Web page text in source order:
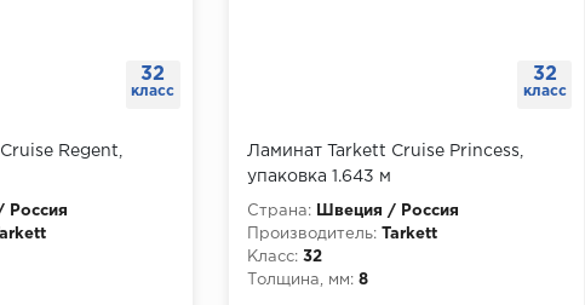
32
класс
Regent,
Россия
32
класс
Ламинат Tarkett Cruise Princess,
упаковка 1.643 м
Страна:
Швеция / Россия
Производитель:
Tarkett
Класс: 32
Толщина, мм: 8